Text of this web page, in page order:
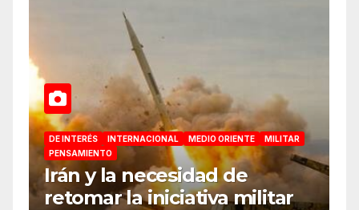
DE INTERÉS INTERNACIONAL MEDIO ORIENTE
MILITAR
PENSAMIENTO
Irán y la necesidad de
retomar la iniciativa militar